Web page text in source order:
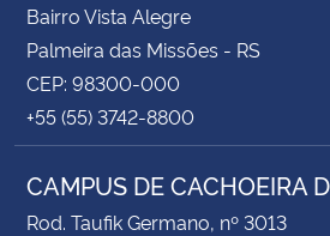
Bairro Vista Alegre
Palmeira das Missões - RS
CEP: 98300-000
+55 (55) 3742-8800
CAMPUS DE CACHOEIRA
Rod. Taufik Germano, nº 3013